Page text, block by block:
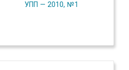
УПП — 2010, №1